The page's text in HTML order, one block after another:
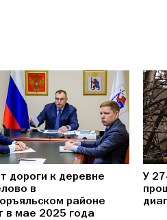
дороги к деревне
в
районе
в мае 2025 года
У